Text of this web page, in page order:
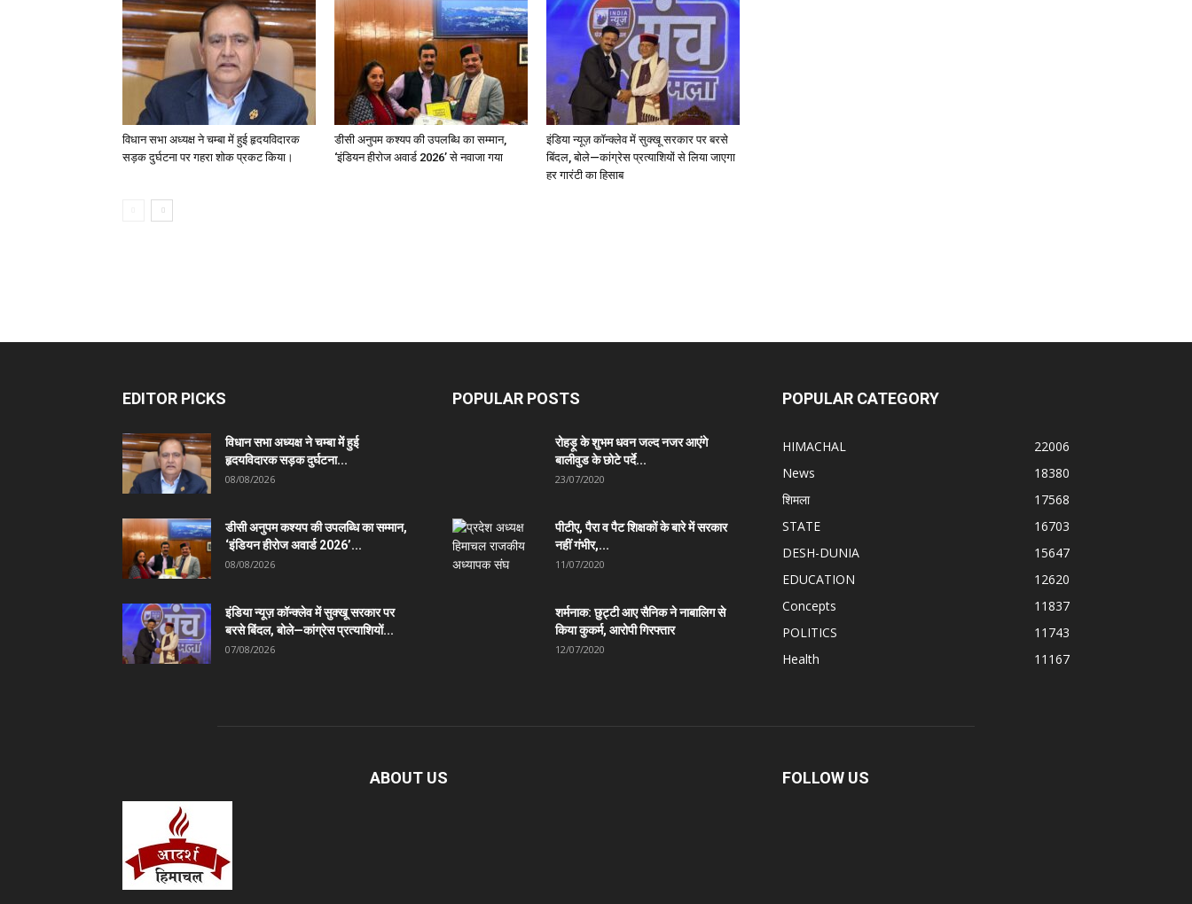
विधान सभा अध्यक्ष ने चम्बा में हुई हृदयविदारक
सड़क दुर्घटना पर गहरा शोक प्रकट किया।
डीसी अनुपम कश्यप की उपलब्धि का सम्मान,
‘इंडियन हीरोज अवार्ड 2026’ से नवाजा गया
इंडिया न्यूज़ कॉन्क्लेव में सुक्खू सरकार पर बरसे
बिंदल, बोले—कांग्रेस प्रत्याशियों से लिया जाएगा
हर गारंटी का हिसाब
EDITOR PICKS
विधान सभा अध्यक्ष ने चम्बा में हुई
हृदयविदारक सड़क दुर्घटना...
08/08/2026
डीसी अनुपम कश्यप की उपलब्धि का सम्मान,
‘इंडियन हीरोज अवार्ड 2026’...
08/08/2026
इंडिया न्यूज़ कॉन्क्लेव में सुक्खू सरकार पर
बरसे बिंदल, बोले—कांग्रेस प्रत्याशियों...
07/08/2026
POPULAR POSTS
रोहड़ू के शुभम धवन जल्द नजर आएंगे
बालीवुड के छोटे पर्दे...
23/07/2020
पीटीए, पैरा व पैट शिक्षकों के बारे में सरकार
नहीं गंभीर,...
11/07/2020
शर्मनाक: छुट्टी आए सैनिक ने नाबालिग से
किया कुकर्म, आरोपी गिरफ्तार
12/07/2020
POPULAR CATEGORY
HIMACHAL
22006
News
18380
शिमला
17568
STATE
16703
DESH-DUNIA
15647
EDUCATION
12620
Concepts
11837
POLITICS
11743
Health
11167
ABOUT US FOLLOW US